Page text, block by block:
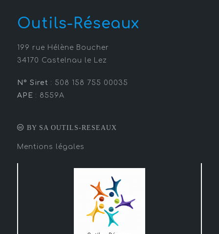
Outils-Réseaux
199 rue Hélène Boucher
34170 Castelnau le Lez
N° Siret : 508 158 755 00035
APE : 8559A
BY SA OUTILS-RESEAUX
Mentions légales